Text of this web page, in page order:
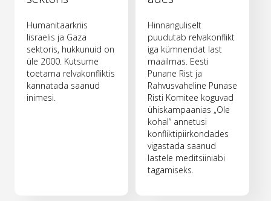
Humanitaarkriis
Iisraelis ja Gaza
sektoris, hukkunuid on
üle 2000. Kutsume
toetama relvakonfliktis
kannatada saanud
inimesi.
Hinnanguliselt
puudutab relvakonflikt
iga kümnendat last
maailmas. Eesti
Punane Rist ja
Rahvusvaheline Punase
Risti Komitee koguvad
ühiskampaanias „Ole
kohal“ annetusi
konfliktipiirkondades
vigastada saanud
lastele meditsiiniabi
tagamiseks.